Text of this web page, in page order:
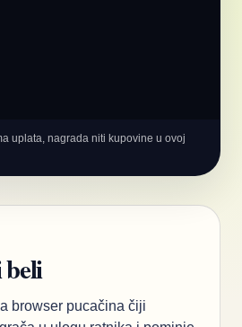
uplata, nagrada niti kupovine u ovoj
browser pucačina čiji